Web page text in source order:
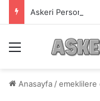
Askeri Personelin
Anasayfa /emeklilere